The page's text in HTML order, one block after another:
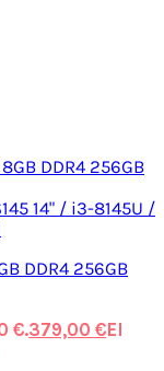
DDR4 256GB
€.379,00 €El